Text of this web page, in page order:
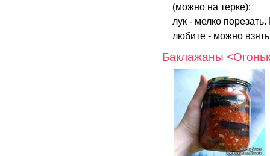
(можно на терке);
лук - мелко
любите - можно
Баклажаны